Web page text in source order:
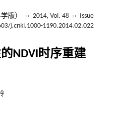
版） ›› 2014, Vol. 48 ››
Issue
j.cnki.1000-1190.2014.02.022
NDVI时序重建